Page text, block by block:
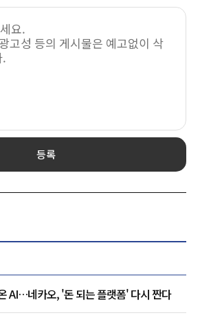
등록
AI…네카오, '돈 되는 플랫폼' 다시 짠다